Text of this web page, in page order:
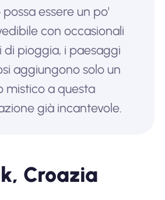
essere un po'
con occasionali
di pioggia, i paesaggi
aggiungono solo un
mistico a questa
già incantevole.
Croazia